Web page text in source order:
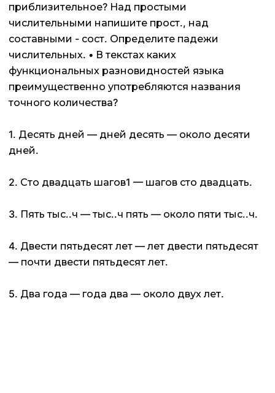
приблизительное? Над простыми
числительными напишите прост., над
составными - сост. Определите падежи
числительных. • В текстах каких
функциональных разновидностей языка
преимущественно употребляются названия
точного количества?
1. Десять дней — дней десять — около десяти
дней.
2. Сто двадцать шагов1 — шагов сто двадцать.
3. Пять тыс..ч — тыс..ч пять — около пяти тыс..ч.
4. Двести пятьдесят лет — лет двести пятьдесят
— почти двести пятьдесят лет.
5. Два года — года два — около двух лет.